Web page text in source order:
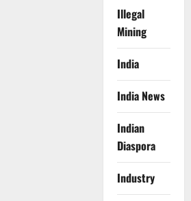
Illegal
Mining
India
India News
Indian
Diaspora
Industry